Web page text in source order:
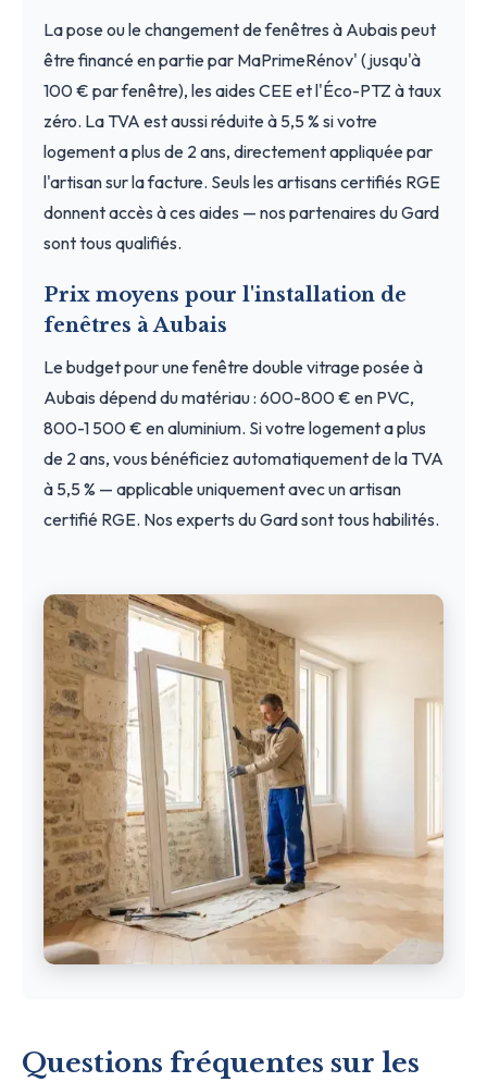
La pose ou le changement de fenêtres à Aubais peut
être financé en partie par MaPrimeRénov' (jusqu'à
100 € par fenêtre), les aides CEE et l'Éco-PTZ à taux
zéro. La TVA est aussi réduite à 5,5 % si votre
logement a plus de 2 ans, directement appliquée par
l'artisan sur la facture. Seuls les artisans certifiés RGE
donnent accès à ces aides — nos partenaires du Gard
sont tous qualifiés.
Prix moyens pour l'installation de
fenêtres à Aubais
Le budget pour une fenêtre double vitrage posée à
Aubais dépend du matériau : 600-800 € en PVC,
800-1 500 € en aluminium. Si votre logement a plus
de 2 ans, vous bénéficiez automatiquement de la TVA
à 5,5 % — applicable uniquement avec un artisan
certifié RGE. Nos experts du Gard sont tous habilités.
Questions fréquentes sur les